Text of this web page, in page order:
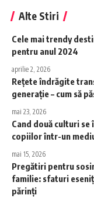
Alte Stiri
Cele mai trendy
pentru anul 2024
aprilie 2, 2026
Rețete îndrăgite
generație – cum să
mai 23, 2026
Cand două culturi
copiilor într-un
mai 15, 2026
Pregătiri pentru
familie: sfaturi
părinți